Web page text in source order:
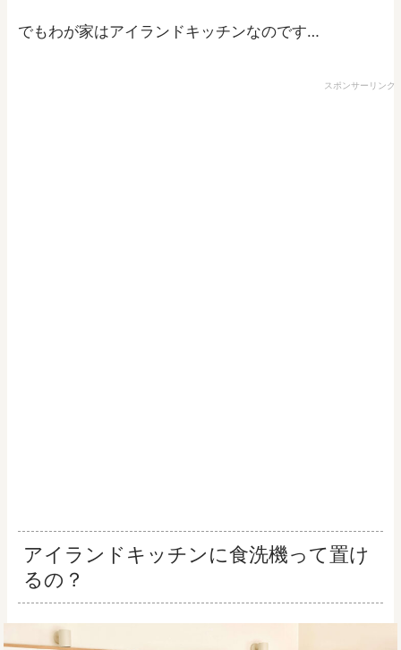
でもわが家はアイランドキッチンなのです…
スポンサーリンク
アイランドキッチンに食洗機って置け
るの？